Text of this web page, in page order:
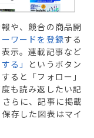
や、競合の商品開
ワードを登録する
表示。連載記事など
る」
というボタン
ると「フォロー」
も読み返したい記
らに、記事に掲載
存した図表はマイ